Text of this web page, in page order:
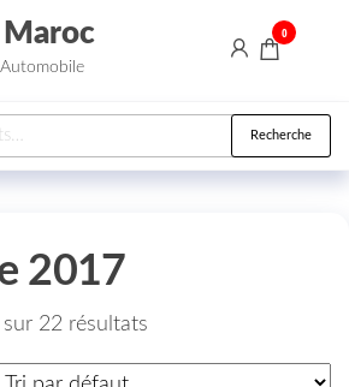
Maroc 0
Recherche
2017
22 résultats